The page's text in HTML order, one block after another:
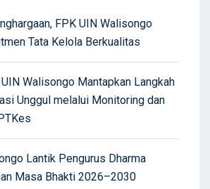
FPK UIN Walisongo
Tata Kelola Berkualitas
Walisongo Mantapkan Langkah
Unggul melalui Monitoring dan
Lantik Pengurus Dharma
Masa Bhakti 2026–2030